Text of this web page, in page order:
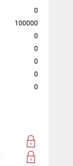
0
100000
0
0
0
0
0